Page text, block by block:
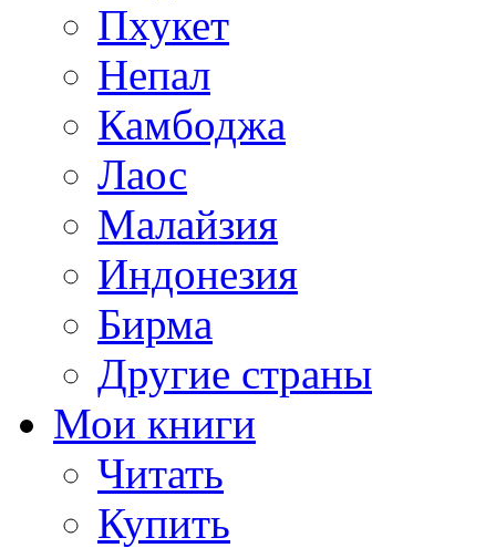
Пхукет
Непал
Камбоджа
Лаос
Малайзия
Индонезия
Бирма
Другие страны
Мои книги
Читать
Купить